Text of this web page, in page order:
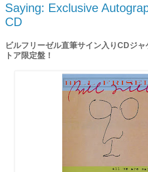
Saying: Exclusive
CD
ビルフリーゼル直筆サイン入りCDジ
トア限定盤！